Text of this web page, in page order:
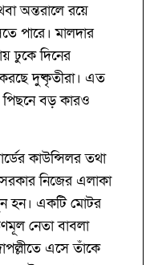
অন্তরালে রয়ে
পারে। মালদার
ঢুকে দিনের
দুষ্কৃতীরা। এত
বড় কারও
কাউন্সিলর তথা
নিজের এলাকা
হন। একটি মোটর
নেতা বাবলা
এসে তাঁকে